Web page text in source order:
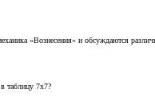
«Вознесения» и обсуждаются
таблицу 7х7?